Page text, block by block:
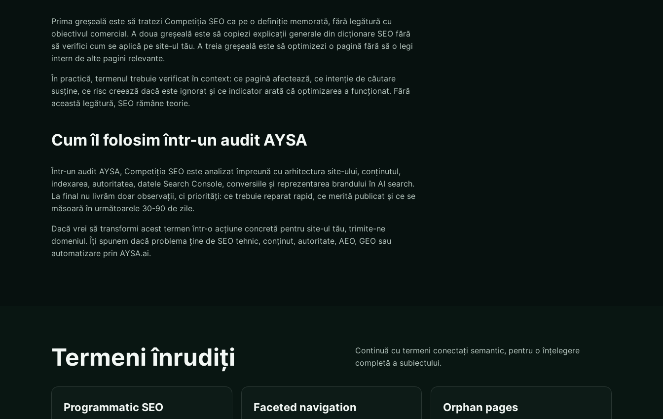
Prima greșeală este să tratezi Competiția SEO ca pe o definiție memorată, fără legătură cu
obiectivul comercial. A doua greșeală este să copiezi explicații generale din dicționare SEO fără
să verifici cum se aplică pe site-ul tău. A treia greșeală este să optimizezi o pagină fără să o legi
intern de alte pagini relevante.
În practică, termenul trebuie verificat în context: ce pagină afectează, ce intenție de căutare
susține, ce risc creează dacă este ignorat și ce indicator arată că optimizarea a funcționat. Fără
această legătură, SEO rămâne teorie.
Cum îl folosim într-un audit AYSA
Într-un audit AYSA, Competiția SEO este analizat împreună cu arhitectura site-ului, conținutul,
indexarea, autoritatea, datele Search Console, conversiile și reprezentarea brandului în AI search.
La final nu livrăm doar observații, ci priorități: ce trebuie reparat rapid, ce merită publicat și ce se
măsoară în următoarele 30-90 de zile.
Dacă vrei să transformi acest termen într-o acțiune concretă pentru site-ul tău, trimite-ne
domeniul. Îți spunem dacă problema ține de SEO tehnic, conținut, autoritate, AEO, GEO sau
automatizare prin AYSA.ai.
Termeni înrudiți
Continuă cu termeni conectați semantic, pentru o înțelegere
completă a subiectului.
Programmatic SEO Faceted navigation Orphan pages